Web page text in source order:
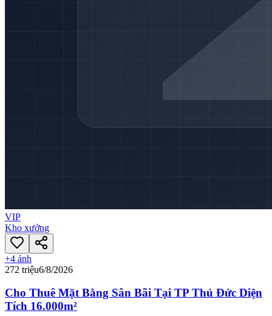
VIP
Kho xưởng
+4 ảnh
272 triệu6/8/2026
Cho Thuê Mặt Bằng Sân Bãi Tại TP Thủ Đức Diện
Tích 16.000m²